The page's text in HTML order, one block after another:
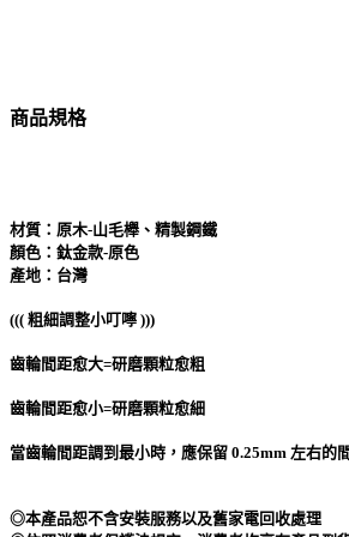
商品規格
材質：原木-山毛櫸、精製鋼鐵
顏色：鈦金款-原色
產地：台灣
((( 粗細調整小叮嚀 )))
齒輪間距愈大=研磨顆粒愈粗
齒輪間距愈小=研磨顆粒愈細
當齒輪間距調到最小時，應保留 0.25mm 左右的
◎本產品恕不含安裝服務以及舊家電回收處理